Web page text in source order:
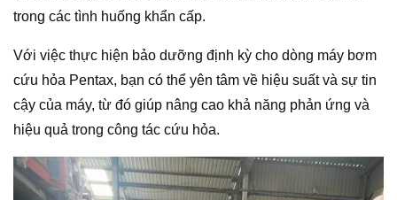
trong các tình huống khẩn cấp.
Với việc thực hiện bảo dưỡng định kỳ cho dòng máy bơm
cứu hỏa Pentax, bạn có thể yên tâm về hiệu suất và sự tin
cậy của máy, từ đó giúp nâng cao khả năng phản ứng và
hiệu quả trong công tác cứu hỏa.